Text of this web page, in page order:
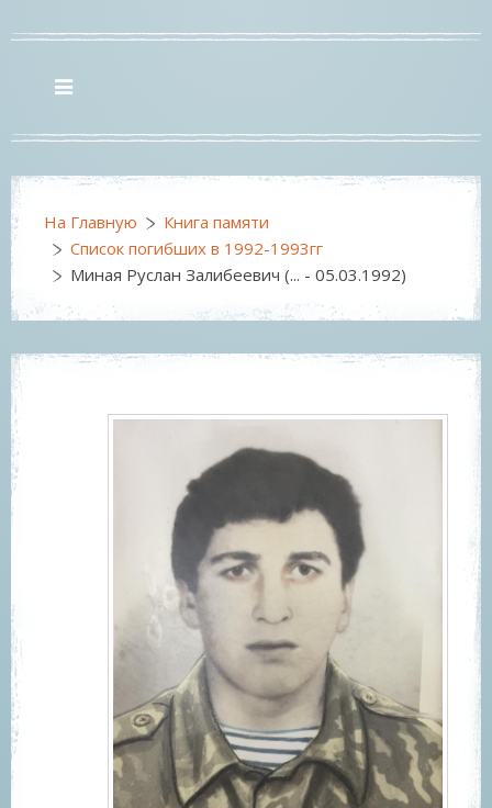
На Главную
Книга памяти
Список погибших в 1992-1993гг
Миная Руслан Залибеевич (... - 05.03.1992)